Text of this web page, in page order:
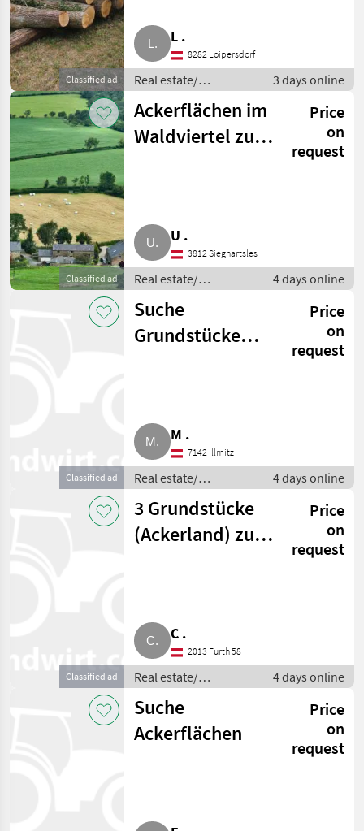
Classified ad
L .
8282 Loipersdorf
Real estate/
properties / Lands
3 days online
Classified ad
Ackerflächen im
Waldviertel zu
Price
on
request
U .
3812 Sieghartsles
Real estate/
properties / Lands
4 days online
Classified ad
Suche
Grundstücke
Price
on
request
M .
7142 Illmitz
Real estate/
properties / Lands
4 days online
Classified ad
3 Grundstücke
(Ackerland) zu
Price
on
request
C .
2013 Furth 58
Real estate/
properties / Lands
4 days online
Suche
Ackerflächen
Price
on
request